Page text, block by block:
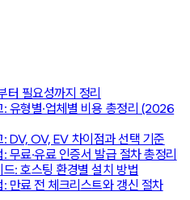
터 필요성까지 정리
유형별·업체별 비용 총정리 (2026
DV, OV, EV 차이점과 선택 기준
무료·유료 인증서 발급 절차 총정리
: 호스팅 환경별 설치 방법
만료 전 체크리스트와 갱신 절차